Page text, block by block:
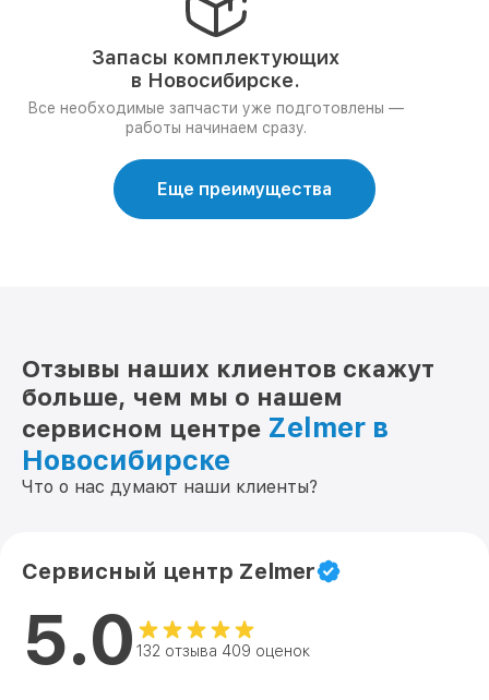
Запасы комплектующих
в Новосибирске.
Все необходимые запчасти уже подготовлены —
работы начинаем сразу.
Еще преимущества
Отзывы наших клиентов скажут
больше, чем мы о нашем
сервисном центре Zelmer в
Новосибирске
Что о нас думают наши клиенты?
Сервисный центр Zelmer
5.0 132 отзыва 409 оценок